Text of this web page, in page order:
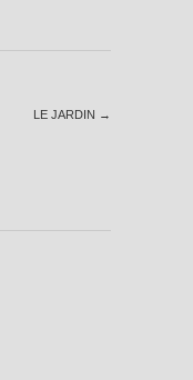
LE JARDIN →